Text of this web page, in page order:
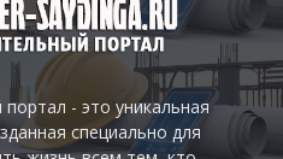
- это уникальная
специально для